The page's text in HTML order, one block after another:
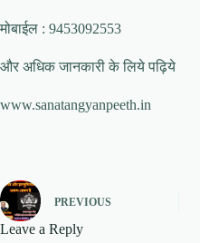
मोबाईल : 9453092553
और अधिक जानकारी के लिये पढ़िये
www.sanatangyanpeeth.in
PREVIOUS
Leave a Reply